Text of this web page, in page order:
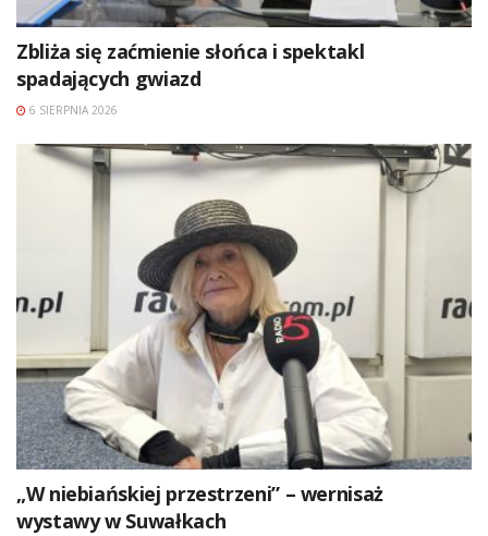
Zbliża się zaćmienie słońca i spektakl
spadających gwiazd
6 SIERPNIA 2026
„W niebiańskiej przestrzeni” – wernisaż
wystawy w Suwałkach